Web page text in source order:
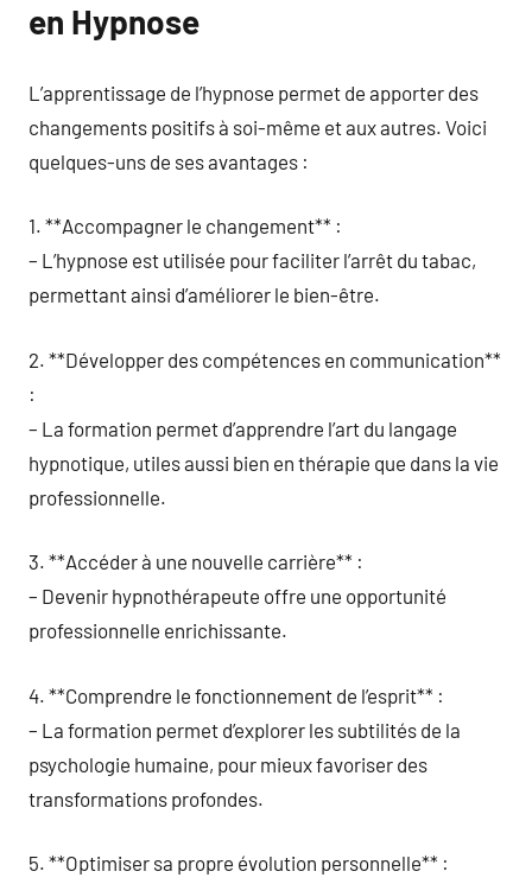
en Hypnose
L’apprentissage de l’hypnose permet de apporter des
changements positifs à soi-même et aux autres. Voici
quelques-uns de ses avantages :
1. **Accompagner le changement** :
– L’hypnose est utilisée pour faciliter l’arrêt du tabac,
permettant ainsi d’améliorer le bien-être.
2. **Développer des compétences en communication**
:
– La formation permet d’apprendre l’art du langage
hypnotique, utiles aussi bien en thérapie que dans la vie
professionnelle.
3. **Accéder à une nouvelle carrière** :
– Devenir hypnothérapeute offre une opportunité
professionnelle enrichissante.
4. **Comprendre le fonctionnement de l’esprit** :
– La formation permet d’explorer les subtilités de la
psychologie humaine, pour mieux favoriser des
transformations profondes.
5. **Optimiser sa propre évolution personnelle** :